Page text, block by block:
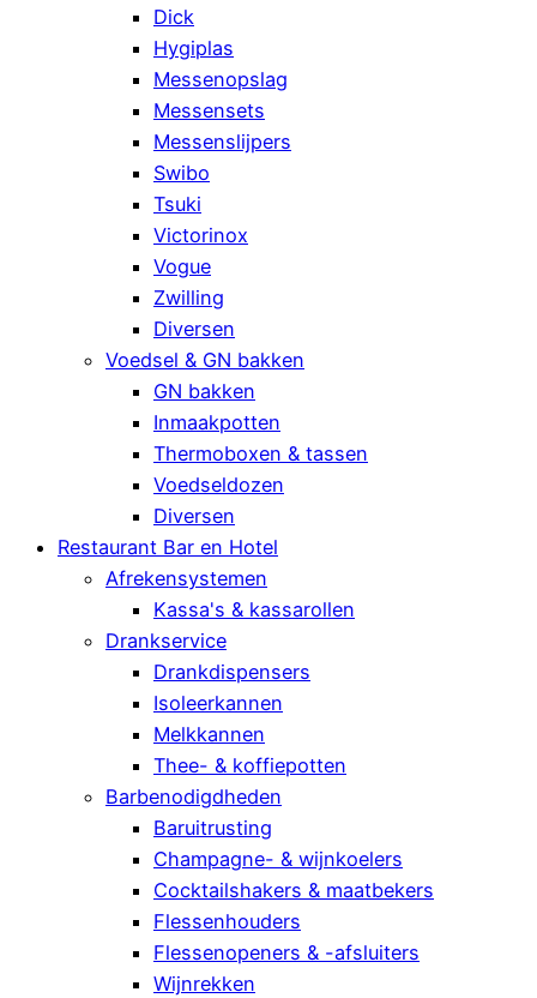
Dick
Hygiplas
Messenopslag
Messensets
Messenslijpers
Swibo
Tsuki
Victorinox
Vogue
Zwilling
Diversen
Voedsel & GN bakken
GN bakken
Inmaakpotten
Thermoboxen & tassen
Voedseldozen
Diversen
Restaurant Bar en Hotel
Afrekensystemen
Kassa's & kassarollen
Drankservice
Drankdispensers
Isoleerkannen
Melkkannen
Thee- & koffiepotten
Barbenodigdheden
Baruitrusting
Champagne- & wijnkoelers
Cocktailshakers & maatbekers
Flessenhouders
Flessenopeners & -afsluiters
Wijnrekken